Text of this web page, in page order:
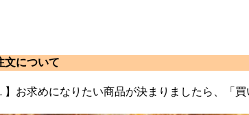
文について
】お求めになりたい商品が決まりましたら、「